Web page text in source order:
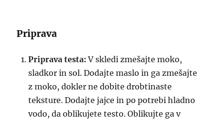
Priprava
Priprava testa: V skledi zmešajte moko,
sladkor in sol. Dodajte maslo in ga zmešajte
z moko, dokler ne dobite drobtinaste
teksture. Dodajte jajce in po potrebi hladno
vodo, da oblikujete testo. Oblikujte ga v